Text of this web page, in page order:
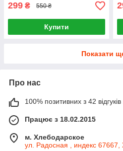
299 ₴ 550 ₴
Купити
Показати
Про нас
100% позитивних з 42 відгуків
Працює з 18.02.2015
м. Хлебодарское
ул. Радосная , индекс 67667,